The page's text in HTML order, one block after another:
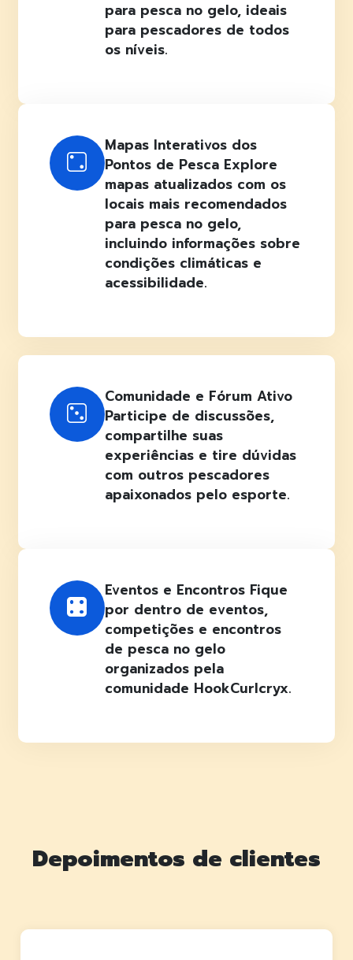
para pesca no gelo, ideais
para pescadores de todos
os níveis.
Mapas Interativos dos
Pontos de Pesca Explore
mapas atualizados com os
locais mais recomendados
para pesca no gelo,
incluindo informações sobre
condições climáticas e
acessibilidade.
Comunidade e Fórum Ativo
Participe de discussões,
compartilhe suas
experiências e tire dúvidas
com outros pescadores
apaixonados pelo esporte.
Eventos e Encontros Fique
por dentro de eventos,
competições e encontros
de pesca no gelo
organizados pela
comunidade HookCurlcryx.
Depoimentos de clientes